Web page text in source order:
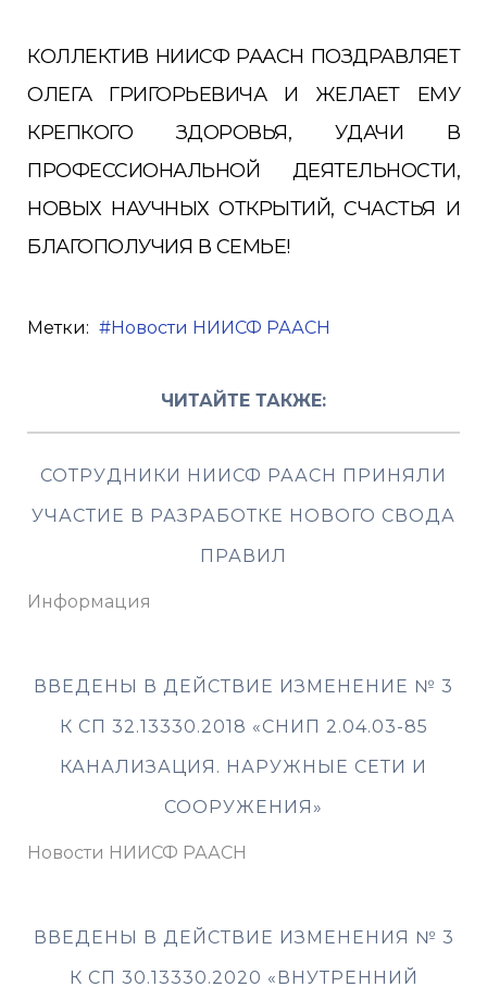
КОЛЛЕКТИВ НИИСФ РААСН ПОЗДРАВЛЯЕТ
ОЛЕГА ГРИГОРЬЕВИЧА И ЖЕЛАЕТ ЕМУ
КРЕПКОГО ЗДОРОВЬЯ, УДАЧИ В
ПРОФЕССИОНАЛЬНОЙ ДЕЯТЕЛЬНОСТИ,
НОВЫХ НАУЧНЫХ ОТКРЫТИЙ, СЧАСТЬЯ И
БЛАГОПОЛУЧИЯ В СЕМЬЕ!
Метки: Новости НИИСФ РААСН
ЧИТАЙТЕ ТАКЖЕ:
СОТРУДНИКИ НИИСФ РААСН ПРИНЯЛИ
УЧАСТИЕ В РАЗРАБОТКЕ НОВОГО СВОДА
ПРАВИЛ
Информация
ВВЕДЕНЫ В ДЕЙСТВИЕ ИЗМЕНЕНИЕ № 3
К СП 32.13330.2018 «СНИП 2.04.03-85
КАНАЛИЗАЦИЯ. НАРУЖНЫЕ СЕТИ И
СООРУЖЕНИЯ»
Новости НИИСФ РААСН
ВВЕДЕНЫ В ДЕЙСТВИЕ ИЗМЕНЕНИЯ № 3
К СП 30.13330.2020 «ВНУТРЕННИЙ